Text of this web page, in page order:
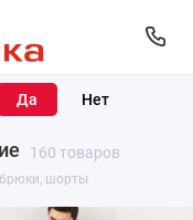
160 товаров
шорты